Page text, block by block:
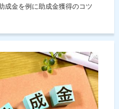
成金を例に助成金獲得のコツ